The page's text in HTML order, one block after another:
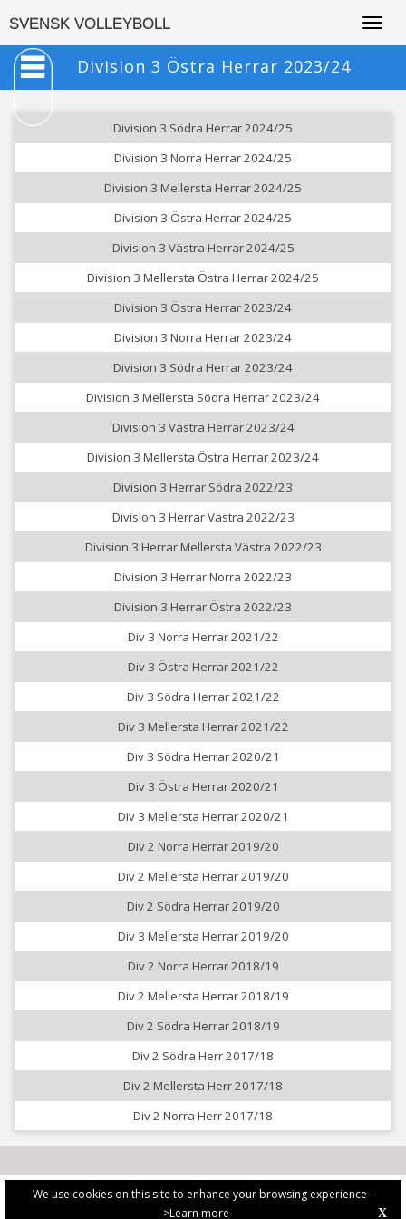
We use cookies on this site to enhance your browsing experience -
>Learn more
X
SVENSK VOLLEYBOLL
Division 3 Östra Herrar 2023/24
Division 3 Södra Herrar 2024/25
Division 3 Norra Herrar 2024/25
Division 3 Mellersta Herrar 2024/25
Division 3 Östra Herrar 2024/25
Division 3 Västra Herrar 2024/25
Division 3 Mellersta Östra Herrar 2024/25
Division 3 Östra Herrar 2023/24
Division 3 Norra Herrar 2023/24
Division 3 Södra Herrar 2023/24
Division 3 Mellersta Södra Herrar 2023/24
Division 3 Västra Herrar 2023/24
Division 3 Mellersta Östra Herrar 2023/24
Division 3 Herrar Södra 2022/23
Division 3 Herrar Västra 2022/23
Division 3 Herrar Mellersta Västra 2022/23
Division 3 Herrar Norra 2022/23
Division 3 Herrar Östra 2022/23
Div 3 Norra Herrar 2021/22
Div 3 Östra Herrar 2021/22
Div 3 Södra Herrar 2021/22
Div 3 Mellersta Herrar 2021/22
Div 3 Södra Herrar 2020/21
Div 3 Östra Herrar 2020/21
Div 3 Mellersta Herrar 2020/21
Div 2 Norra Herrar 2019/20
Div 2 Mellersta Herrar 2019/20
Div 2 Södra Herrar 2019/20
Div 3 Mellersta Herrar 2019/20
Div 2 Norra Herrar 2018/19
Div 2 Mellersta Herrar 2018/19
Div 2 Södra Herrar 2018/19
Div 2 Södra Herr 2017/18
Div 2 Mellersta Herr 2017/18
Div 2 Norra Herr 2017/18